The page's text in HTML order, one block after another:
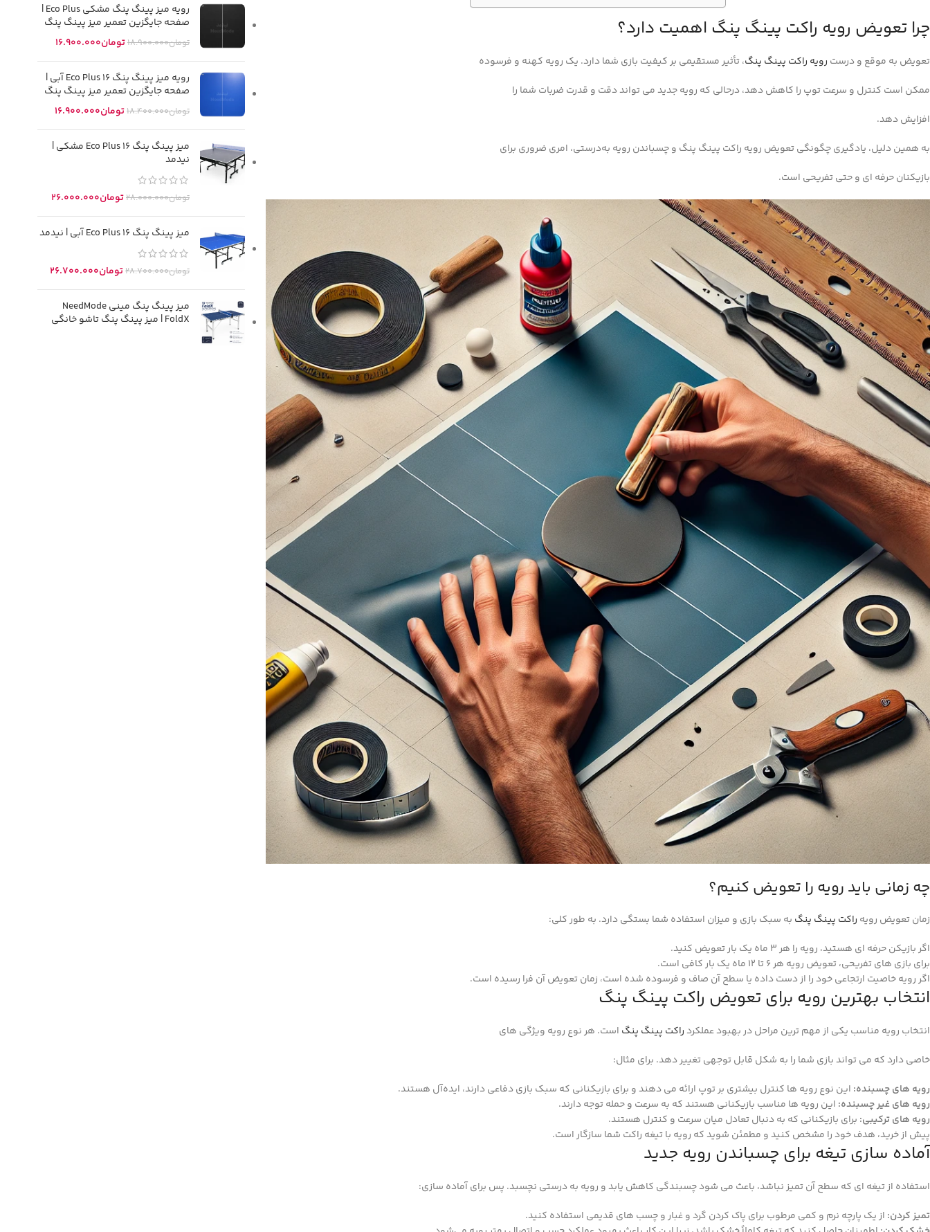
چرا تعویض رویه راکت پینگ‌ پنگ اهمیت دارد؟
تعویض به‌ موقع و درست رویه راکت پینگ پنگ، تأثیر مستقیمی بر کیفیت بازی شما دارد. یک رویه کهنه و فرسوده
ممکن است کنترل و سرعت توپ را کاهش دهد، درحالی‌ که رویه جدید می‌ تواند دقت و قدرت ضربات شما را
افزایش دهد.
به همین دلیل، یادگیری چگونگی تعویض رویه راکت پینگ‌ پنگ و چسباندن رویه به‌درستی، امری ضروری برای
بازیکنان حرفه‌ ای و حتی تفریحی است.
چه زمانی باید رویه را تعویض کنیم؟
زمان تعویض رویه راکت پینگ‌ پنگ به سبک بازی و میزان استفاده شما بستگی دارد. به طور کلی:
اگر بازیکن حرفه‌ ای هستید، رویه را هر 3 ماه یک‌ بار تعویض کنید.
برای بازی‌ های تفریحی، تعویض رویه هر 6 تا 12 ماه یک‌ بار کافی است.
اگر رویه خاصیت ارتجاعی خود را از دست داده یا سطح آن صاف و فرسوده شده است، زمان تعویض آن فرا رسیده است.
انتخاب بهترین رویه برای تعویض راکت پینگ‌ پنگ
انتخاب رویه مناسب یکی از مهم‌ ترین مراحل در بهبود عملکردراکت پینگ‌ پنگ است. هر نوع رویه ویژگی‌ های
خاصی دارد که می‌ تواند بازی شما را به شکل قابل‌ توجهی تغییر دهد. برای مثال:
رویه‌ های چسبنده: این نوع رویه‌ ها کنترل بیشتری بر توپ ارائه می‌ دهند و برای بازیکنانی که سبک بازی دفاعی دارند، ایده‌آل هستند.
رویه‌ های غیر چسبنده: این رویه‌ ها مناسب بازیکنانی هستند که به سرعت و حمله توجه دارند.
رویه‌ های ترکیبی: برای بازیکنانی که به دنبال تعادل میان سرعت و کنترل هستند.
پیش از خرید، هدف خود را مشخص کنید و مطمئن شوید که رویه با تیغه راکت شما سازگار است.
آماده‌ سازی تیغه برای چسباندن رویه جدید
استفاده از تیغه‌ ای که سطح آن تمیز نباشد، باعث می‌ شود چسبندگی کاهش یابد و رویه به‌ درستی نچسبد. پس برای آماده‌ سازی:
تمیز کردن: از یک پارچه نرم و کمی مرطوب برای پاک‌ کردن گرد و غبار و چسب‌ های قدیمی استفاده کنید.
رویه میز پینگ پنگ مشکی Eco Plus |
صفحه جایگزین تعمیر میز پینگ پنگ
تومان18.900.000تومان16.900.000
رویه میز پینگ پنگ Eco Plus 16 آبی |
صفحه جایگزین تعمیر میز پینگ پنگ
تومان18.400.000تومان16.900.000
میز پینگ پنگ Eco Plus 16 مشکی |
نیدمد
تومان28.000.000تومان26.000.000
میز پینگ پنگ Eco Plus 16 آبی | نیدمد
تومان28.700.000تومان26.700.000
میز پینگ پنگ مینی NeedMode
FoldX | میز پینگ پنگ تاشو خانگی